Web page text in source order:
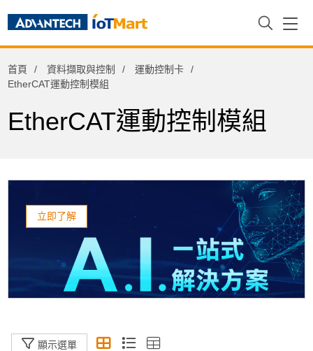
首頁 資料擷取與控制
運動控制卡
EtherCAT運動控制模組
EtherCAT運動控制模組
立即了解
顯示選單
PAC控制器與擴充模組
機械視覺擴充介面卡(POE/USB3.0)
視訊擷取卡
資料擷取卡與模組
運動控制卡
EtherCAT運動控制模組
分散式運控控制卡
電纜與接線板